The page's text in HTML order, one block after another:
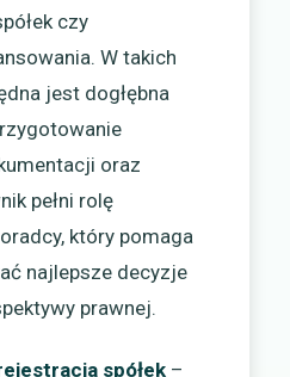
czy
W takich
jest dogłębna
oraz
pełni rolę
który pomaga
najlepsze decyzje
prawnej.
spółek –